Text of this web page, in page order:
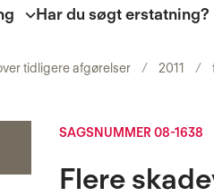
Har du søgt erstatning?
tidligere afgørelser 2011
SAGSNUMMER 08-1638
Flere